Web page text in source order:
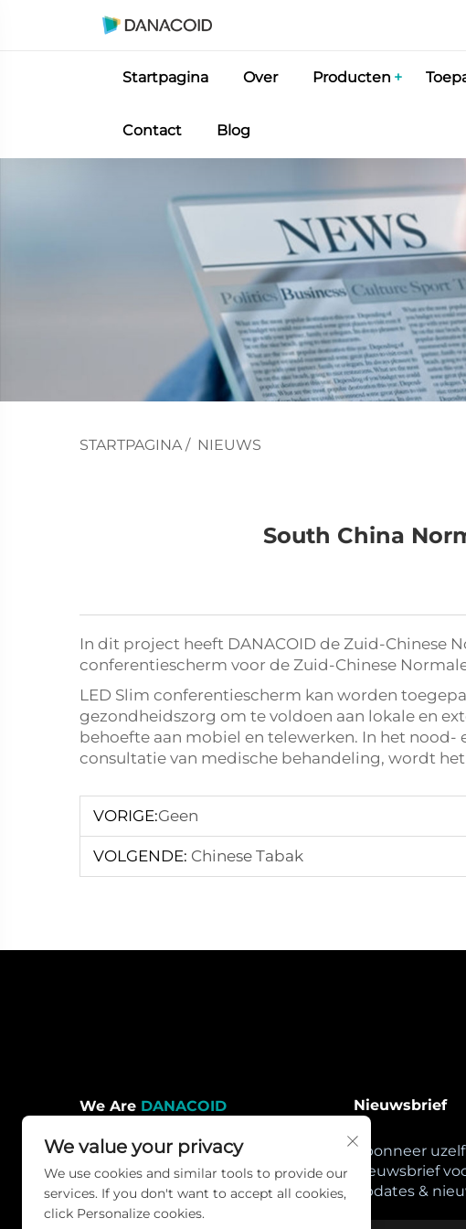
Startpagina Over Producten
Contact Blog
STARTPAGINA/ NIEUWS
South China
In dit project heeft DANACOID de Zuid-Chinese
conferentiescherm voor de Zuid-Chinese
LED Slim conferentiescherm kan worden
gezondheidszorg om te voldoen aan lokale en
behoefte aan mobiel en telewerken. In het
consultatie van medische behandeling, wordt
VORIGE:Geen
VOLGENDE: Chinese Tabak
We Are DANACOID
DANACOID houdt zich aan het
AV-ecologische concept van
complexiteit tot eenvoud, de
hoofdbevordering van de
Nieuwsbrief
Abonneer
nieuwsbrief
updates &
We value your privacy
We use cookies and similar tools to provide our
services. If you don't want to accept all cookies,
click Personalize cookies.